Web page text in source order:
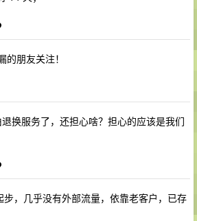
朋友关注！
换服务了，还担心啥？担心的应该是我们
，几乎没有外部流量，依靠老客户，已存